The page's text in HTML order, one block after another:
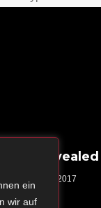
ein
wir auf
Revealed
16. FEBRUAR 2017